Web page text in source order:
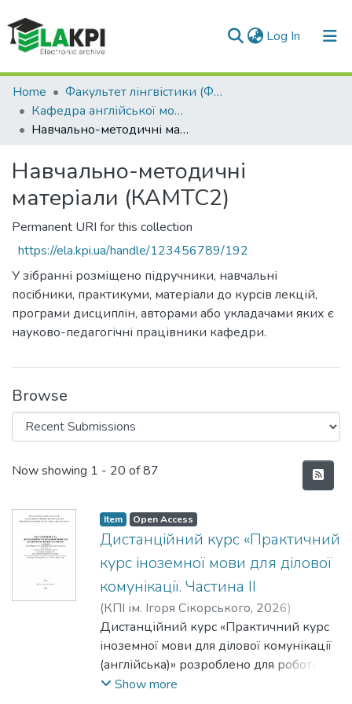
Log In (current)
Communities & Collections
All of DSpace
Home
Факультет лінгвістики (ФЛ)
Кафедра англійської мови технічного спрямування №2 (КАМТС2)
Навчально-методичні матеріали (КАМТС2)
Навчально-методичні
матеріали (КАМТС2)
Permanent URI for this collection
https://ela.kpi.ua/handle/123456789/192
У зібранні розміщено підручники, навчальні
посібники, практикуми, матеріали до курсів лекцій,
програми дисциплін, авторами або укладачами яких є
науково-педагогічні працівники кафедри.
Browse
Recent Submissions
Now showing 1 - 20 of 87
Item Open Access
Дистанційний курс «Практичний
курс іноземної мови для ділової
комунікації. Частина ІI
(КПІ ім. Ігоря Сікорського, 2026)
Лавриш, Юліана Едуардівна;Галацин,
Катерина Олександрівна;Фещук, Алла
Михайлівна
Дистанційний курс «Практичний курс
іноземної мови для ділової комунікації
(англійська)» розроблено для роботи на
практичних заняттях здобувачів
Show more